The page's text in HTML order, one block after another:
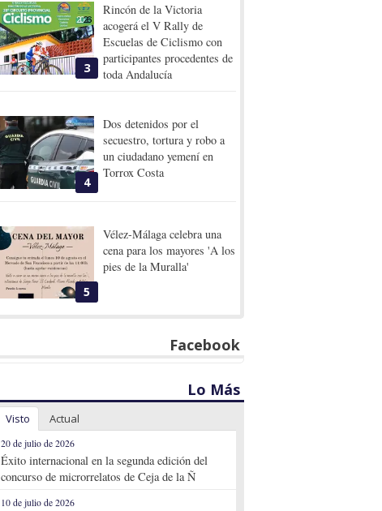
3
Rincón de la Victoria
acogerá el V Rally de
Escuelas de Ciclismo con
participantes procedentes de
toda Andalucía
4
Dos detenidos por el
secuestro, tortura y robo a
un ciudadano yemení en
Torrox Costa
5
Vélez-Málaga celebra una
cena para los mayores 'A los
pies de la Muralla'
Facebook
Lo Más
Visto Actual
20 de julio de 2026
Éxito internacional en la segunda edición del
concurso de microrrelatos de Ceja de la Ñ
10 de julio de 2026